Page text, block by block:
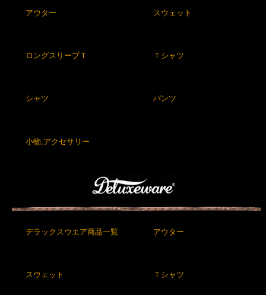
アウター スウェット
ロングスリーブＴ Ｔシャツ
シャツ パンツ
小物,アクセサリー
デラックスウエア商品一覧 アウター
スウェット Ｔシャツ